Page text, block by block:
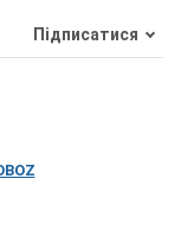
Підписатися